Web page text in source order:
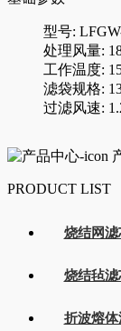
型号:
处理风量:
工作温度:
滤袋规格:
过滤风速:
PRODUCT LIST
烧结网滤
烧结毡滤
折波熔体